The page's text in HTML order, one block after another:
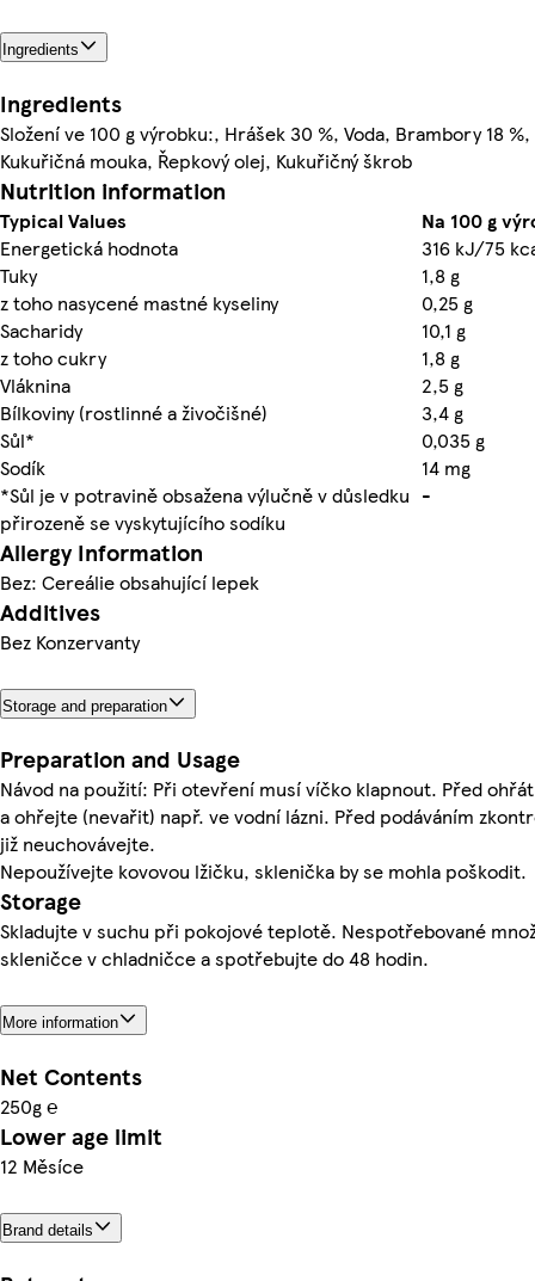
Ingredients
Ingredients
Složení ve 100 g výrobku:, Hrášek 30 %, Voda, Brambory 18
Kukuřičná mouka, Řepkový olej, Kukuřičný škrob
Nutrition information
Typical Values
Na 100 g
Energetická hodnota
316 kJ/75
Tuky
1,8 g
z toho nasycené mastné kyseliny
0,25 g
Sacharidy
10,1 g
z toho cukry
1,8 g
Vláknina
2,5 g
Bílkoviny (rostlinné a živočišné)
3,4 g
Sůl*
0,035 g
Sodík
14 mg
*Sůl je v potravině obsažena výlučně v důsledku
přirozeně se vyskytujícího sodíku
-
Allergy Information
Bez: Cereálie obsahující lepek
Additives
Bez Konzervanty
Storage and preparation
Preparation and Usage
Návod na použití: Při otevření musí víčko klapnout. Před
a ohřejte (nevařit) např. ve vodní lázni. Před podáváním
již neuchovávejte.
Nepoužívejte kovovou lžičku, sklenička by se mohla poškodit.
Storage
Skladujte v suchu při pokojové teplotě. Nespotřebované
skleničce v chladničce a spotřebujte do 48 hodin.
More information
Net Contents
250g ℮
Lower age limit
12 Měsíce
Brand details